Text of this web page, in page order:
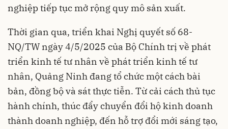
nghiệp tiếp tục mở rộng quy mô sản xuất.
Thời gian qua, triển khai Nghị quyết số 68-
NQ/TW ngày 4/5/2025 của Bộ Chính trị về phát
triển kinh tế tư nhân về phát triển kinh tế tư
nhân, Quảng Ninh đang tổ chức một cách bài
bản, đồng bộ và sát thực tiễn. Từ cải cách thủ tục
hành chính, thúc đẩy chuyển đổi hộ kinh doanh
thành doanh nghiệp, đến hỗ trợ đổi mới sáng tạo,